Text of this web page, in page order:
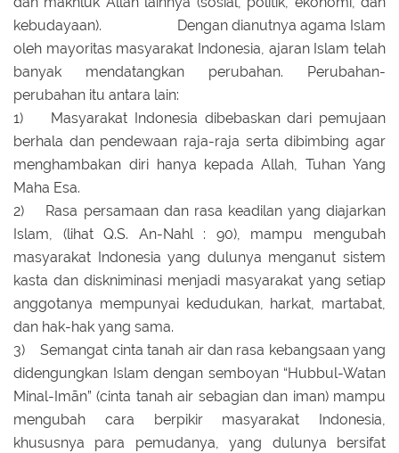
kebudayaan).
Dengan dianutnya agama Islam
oleh mayoritas masyarakat Indonesia, ajaran Islam telah
banyak mendatangkan perubahan. Perubahan-
perubahan itu antara lain:
1) Masyarakat Indonesia dibebaskan dari pemujaan
berhala dan pendewaan raja-raja serta dibimbing agar
menghambakan diri hanya kepada Allah, Tuhan Yang
Maha Esa.
2) Rasa persamaan dan rasa keadilan yang diajarkan
Islam, (lihat Q.S. An-Nahl : 90), mampu mengubah
masyarakat Indonesia yang dulunya menganut sistem
kasta dan diskniminasi menjadi masyarakat yang setiap
anggotanya mempunyai kedudukan, harkat, martabat,
dan hak-hak yang sama.
3) Semangat cinta tanah air dan rasa kebangsaan yang
didengungkan Islam dengan semboyan “Hubbul-Watan
Minal-Imãn” (cinta tanah air sebagian dan iman) mampu
mengubah cara berpikir masyarakat Indonesia,
khususnya para pemudanya, yang dulunya bersifat